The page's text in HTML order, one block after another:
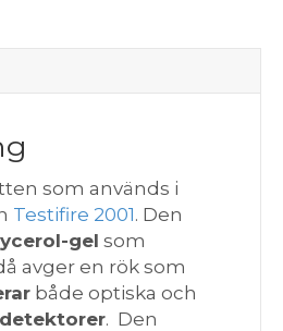
som används i
Testifire 2001. Den
gel som
avger en rök som
både optiska och
. Den